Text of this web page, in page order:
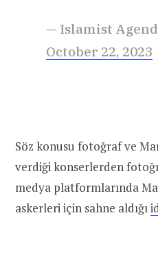
— Islamist
October 22, 2023
Söz konusu fotoğraf ve
verdiği konserlerden
medya platformlarında
askerleri için sahne aldığı